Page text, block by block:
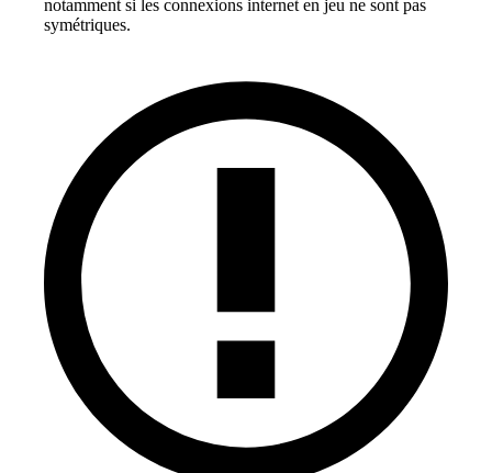
notamment si les connexions internet en jeu ne sont pas
symétriques.